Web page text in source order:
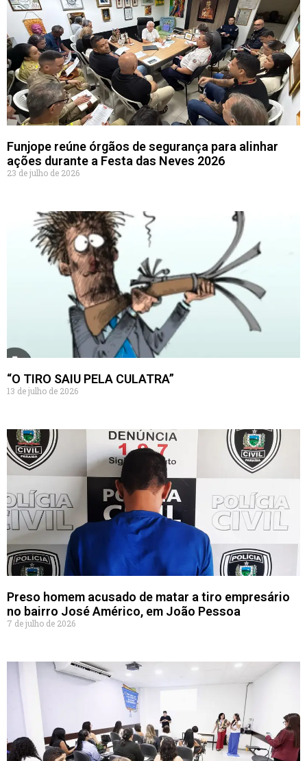
Funjope reúne órgãos de segurança para alinhar
ações durante a Festa das Neves 2026
23 de julho de 2026
“O TIRO SAIU PELA CULATRA”
13 de julho de 2026
Preso homem acusado de matar a tiro empresário
no bairro José Américo, em João Pessoa
7 de julho de 2026